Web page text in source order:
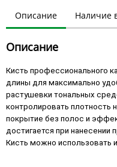
Описание Наличие
Описание
Кисть профессионального
длины для максимально
растушевки тональных
контролировать плотность
покрытие без полос и
достигается при нанесении
Кисть можно использовать